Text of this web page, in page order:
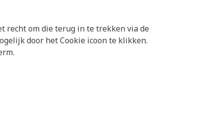
recht om die terug in te trekken via de
door het Cookie icoon te klikken.